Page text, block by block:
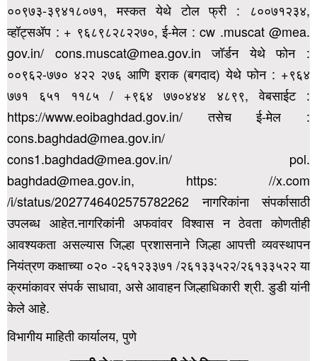
००९७३-३९४१८०७१, मस्कत येथे टोल फ्री : ८००७१२३४,
व्हॉट्सॲप : + ९६८९८२८२२७०, ई-मेल : cw .muscat @mea.
gov.in/ cons.muscat@mea.gov.in जॉर्डन येथे फोन :
००९६२-७७० ४२२ २७६ आणि इराक (बगदाद) येथे फोन : +९६४
७७१ ६५१ ११८५ / +९६४ ७७०४४४ ४८९९, वेबसाईट :
https://www.eoibaghdad.gov.in/ तसेच ई-मेल :
cons.baghdad@mea.gov.in/
cons1.baghdad@mea.gov.in/ pol.
baghdad@mea.gov.in, https: //x.com
/i/status/2027746402575782262 नागरिकांना संपर्कासाठी
उपलब्ध आहेत.नागरिकांनी अफवांवर विश्वास न ठेवता कोणतीही
आवश्यकता असल्यास जिल्हा प्रशासनाने जिल्हा आपत्ती व्यवस्थापन
नियंत्रण कक्षाच्या ०२० -२६१२३३७१ /२६१३३५२२/२६१३३५२२ या
क्रमांकावर संपर्क साधावा, असे आवाहन जिल्हाधिकारी श्री. डुडी यांनी
केले आहे.
विभागीय माहिती कार्यालय, पुणे